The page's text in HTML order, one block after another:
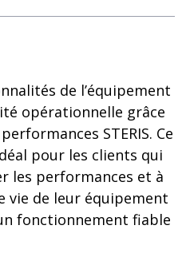
de l’équipement
opérationnelle grâce
STERIS. Ce
pour les clients qui
les performances et à
vie de leur équipement
fonctionnement fiable